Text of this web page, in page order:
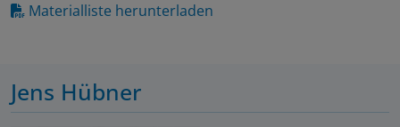
Materialliste herunterladen
Jens Hübner